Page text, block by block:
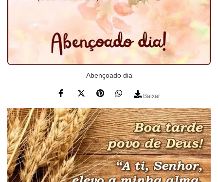
Abençoado dia
Baixar